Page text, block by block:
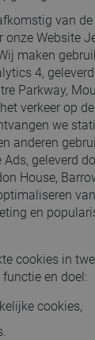
van
Website
maken
4,
Parkway,
verkeer op
we
anderen
Ads, geleverd
House,
en
cookies in
en doel:
cookies,